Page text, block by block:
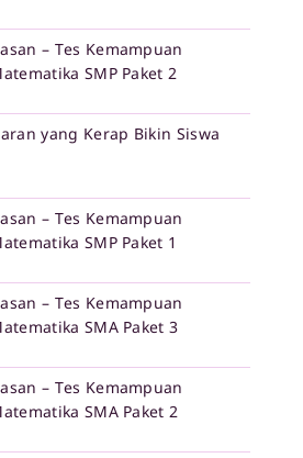
– Tes Kemampuan
SMP Paket 2
yang Kerap Bikin Siswa
– Tes Kemampuan
SMP Paket 1
– Tes Kemampuan
SMA Paket 3
– Tes Kemampuan
SMA Paket 2